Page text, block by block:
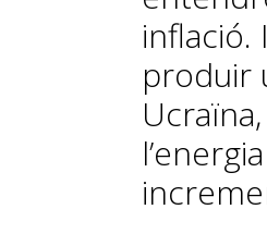
inflació.
produir